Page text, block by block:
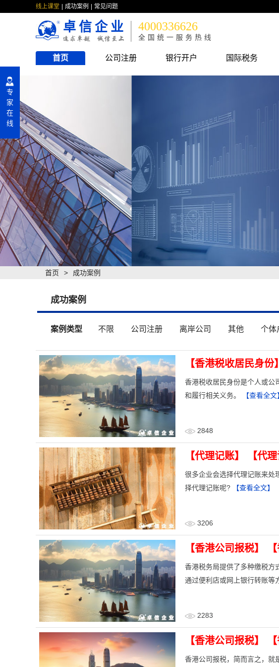
线上课堂 成功案例 常见问题
卓信企业 4000336626
全国统一服务热线
首页 公司注册 银行开户 国际税务
首页 > 成功案例
成功案例
案例类型 不限 公司注册 离岸公司 其他 个体
【香港税收居民身份】
香港税收居民身份是个人或公
和履行相关义务。
【查看全文
2848
【代理记账】 【代
很多企业会选择代理记账来处
择代理记账呢?
【查看全文】
3206
【香港公司报税】
香港税务局提供了多种缴税方
通过便利店或网上银行转账等
2283
【香港公司报税】
香港公司报税，简而言之，就
专
家
在
线